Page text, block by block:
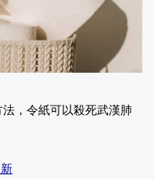
，令紙可以殺死武漢肺